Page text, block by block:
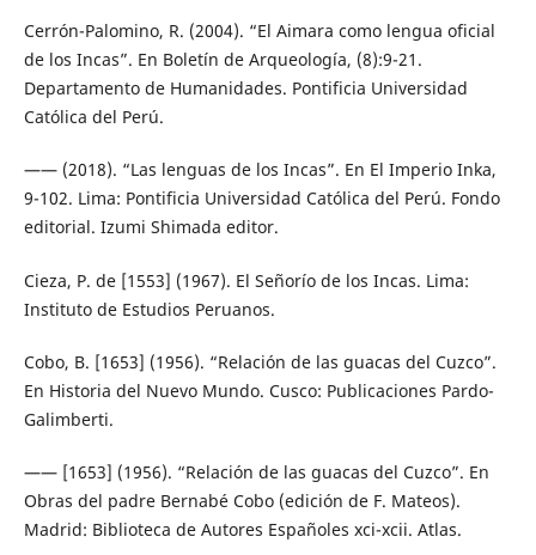
Cerrón-Palomino, R. (2004). “El Aimara como lengua oficial
de los Incas”. En Boletín de Arqueología, (8):9-21.
Departamento de Humanidades. Pontificia Universidad
Católica del Perú.
—— (2018). “Las lenguas de los Incas”. En El Imperio Inka,
9-102. Lima: Pontificia Universidad Católica del Perú. Fondo
editorial. Izumi Shimada editor.
Cieza, P. de [1553] (1967). El Señorío de los Incas. Lima:
Instituto de Estudios Peruanos.
Cobo, B. [1653] (1956). “Relación de las guacas del Cuzco”.
En Historia del Nuevo Mundo. Cusco: Publicaciones Pardo-
Galimberti.
—— [1653] (1956). “Relación de las guacas del Cuzco”. En
Obras del padre Bernabé Cobo (edición de F. Mateos).
Madrid: Biblioteca de Autores Españoles xci-xcii. Atlas.